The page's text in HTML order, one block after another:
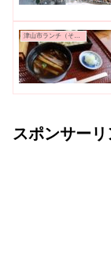
津山市ランチ（その他）
スポンサーリ